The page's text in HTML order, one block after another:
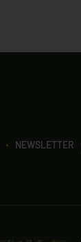
NEWSLETTER